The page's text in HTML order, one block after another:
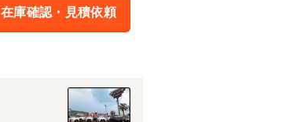
在庫確認・見積依頼